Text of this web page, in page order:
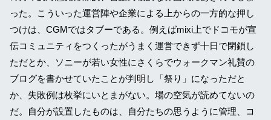
った。こういった運営陣や企業による上からの一方的な押し
つけは、CGMではタブーである。例えばmixi上でドコモが宣
伝コミュニティをつくったがうまく運営できず十日で閉鎖し
ただとか、ソニーが若い女性にさくらでウォークマン礼賛の
ブログを書かせていたことが判明し「祭り」になっただと
か、失敗例は枚挙にいとまがない。場の空気が読めてないの
だ。自分が設置したものは、自分たちの思うように管理、コ